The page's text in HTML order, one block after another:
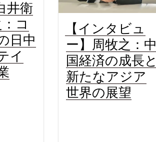
井衛
コ
日中
イ
【インタビュ
ー】周牧之：中
国経済の成長と
新たなアジア
世界の展望